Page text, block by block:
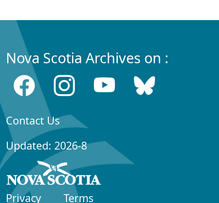
Nova Scotia Archives on :
Contact Us
Updated: 2026-8
Privacy Terms